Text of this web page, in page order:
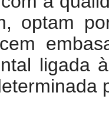
optam
ligada